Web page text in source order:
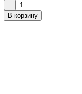
−
В корзину